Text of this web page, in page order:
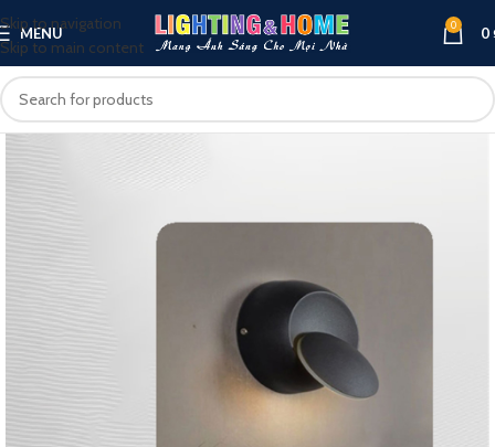
Skip to navigation
Skip to main content
MENU 0 0